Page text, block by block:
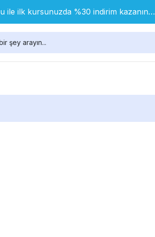
ile ilk kursunuzda %30 indirim kazanın…